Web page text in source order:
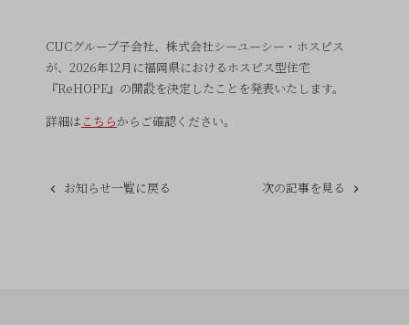
CUCグループ子会社、株式会社シーユーシー・ホスピス
が、2026年12月に福岡県におけるホスピス型住宅
『ReHOPE』の開設を決定したことを発表いたします。
詳細は こちらからご確認ください。
お知らせ一覧に戻る 次の記事を見る